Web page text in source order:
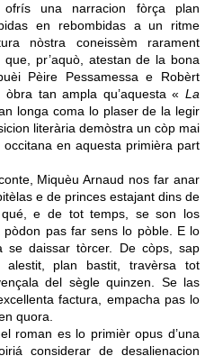
ofrís una narracion fòrça plan
en rebombidas a un ritme
nòstra coneissèm rarament
pr’aquò, atestan de la bona
Pèire Pessamessa e Robèrt
tan ampla qu’aquesta « La
longa coma lo plaser de la legir
literària demòstra un còp mai
occitana en aquesta primièra part
Miquèu Arnaud nos far anar
e de princes estajant dins de
qué, e de tot temps, se son los
pas far sens lo pòble. E lo
se daissar tòrcer. De còps, sap
alestit, plan bastit, travèrsa tot
del sègle quinzen. Se las
factura, empacha pas lo
quora.
roman es lo primièr opus d’una
considerar de desalienacion